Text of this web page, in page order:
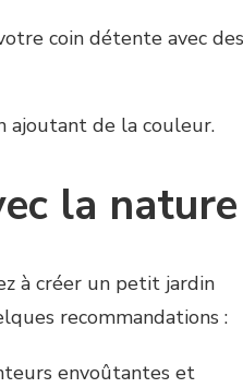
coin détente avec des
ajoutant de la couleur.
la nature
à créer un petit jardin
recommandations :
envoûtantes et